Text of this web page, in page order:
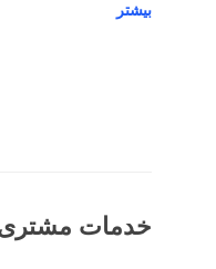
بیشتر
خدمات